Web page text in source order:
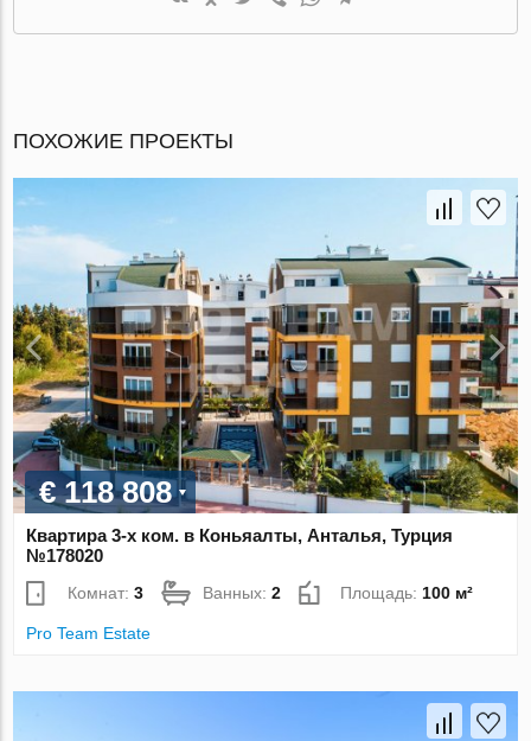
ПОХОЖИЕ ПРОЕКТЫ
€ 118 808
Квартира 3-х ком. в Коньяалты, Анталья, Турция
№178020
Комнат:3 Ванных:2 Площадь:100 м²
Pro Team Estate